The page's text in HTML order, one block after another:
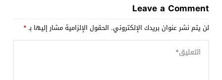
Leave a Comment
لن يتم نشر عنوان بريدك الإلكتروني. الحقول الإلزامية مشار إليها بـ*